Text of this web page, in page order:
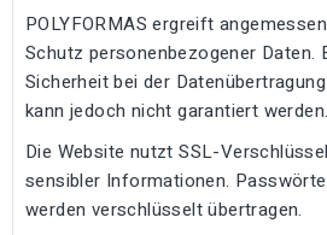
POLYFORMAS ergreift
Schutz personenbezogener Daten.
Sicherheit bei der
kann jedoch nicht garantiert werden.
Die Website nutzt SSL-
sensibler Informationen.
werden verschlüsselt übertragen.